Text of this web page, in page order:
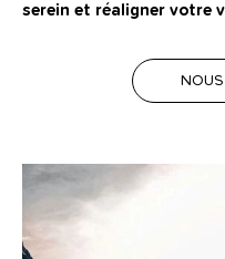
serein et réaligner votre
NOUS